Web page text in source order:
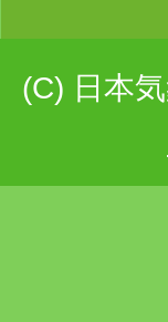
(C) 日本